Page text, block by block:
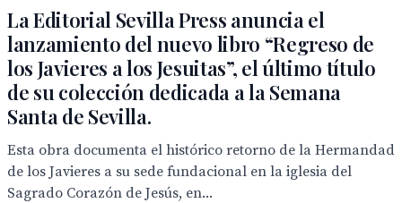
La Editorial Sevilla Press anuncia el
lanzamiento del nuevo libro “Regreso de
los Javieres a los Jesuitas”, el último título
de su colección dedicada a la Semana
Santa de Sevilla.
Esta obra documenta el histórico retorno de la Hermandad
de los Javieres a su sede fundacional en la iglesia del
Sagrado Corazón de Jesús, en...